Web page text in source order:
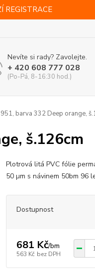
REGISTRACE
Nevíte si rady? Zavolejte.
+ 420 608 777 028
(Po-Pá, 8-16:30 hod.)
barva 332 Deep orange,
š.126cm
Plotrová litá PVC fólie
50 µm s návinem 50bm 96
Dostupnost
681 Kč/bm
563 Kč bez DPH